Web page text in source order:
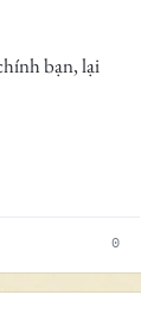
bạn, lại
0